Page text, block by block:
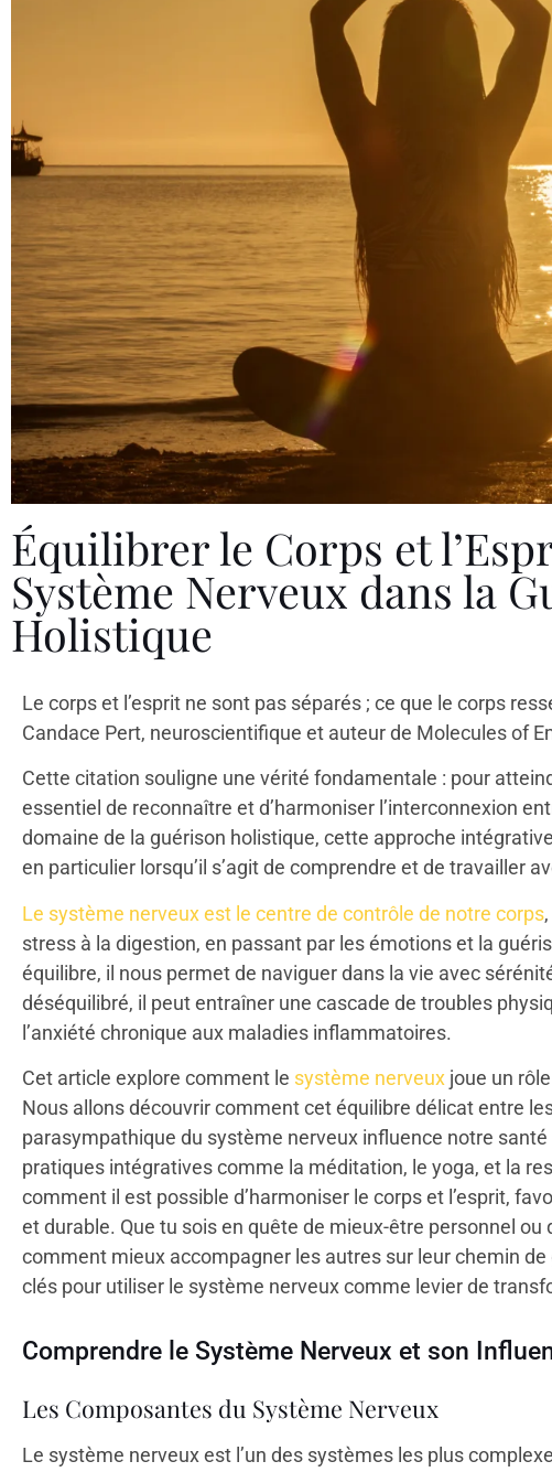
Équilibrer le Corps et
Système Nerveux dans la
Holistique
Le corps et l’esprit ne sont pas séparés ; ce que le corps
Candace Pert, neuroscientifique et auteur de Molecules of
Cette citation souligne une vérité fondamentale : pour
essentiel de reconnaître et d’harmoniser l’interconnexion
domaine de la guérison holistique, cette approche
en particulier lorsqu’il s’agit de comprendre et de travailler
Le système nerveux est le centre de contrôle de notre corps
stress à la digestion, en passant par les émotions et la
équilibre, il nous permet de naviguer dans la vie avec
déséquilibré, il peut entraîner une cascade de troubles
l’anxiété chronique aux maladies inflammatoires.
Cet article explore comment le système nerveux joue un
Nous allons découvrir comment cet équilibre délicat entre
parasympathique du système nerveux influence notre santé
pratiques intégratives comme la méditation, le yoga, et la
comment il est possible d’harmoniser le corps et l’esprit,
et durable. Que tu sois en quête de mieux-être personnel
comment mieux accompagner les autres sur leur chemin
clés pour utiliser le système nerveux comme levier de
Comprendre le Système Nerveux et son
Les Composantes du Système Nerveux
Le système nerveux est l’un des systèmes les plus